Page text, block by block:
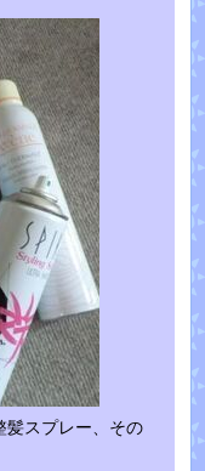
スプレー、その